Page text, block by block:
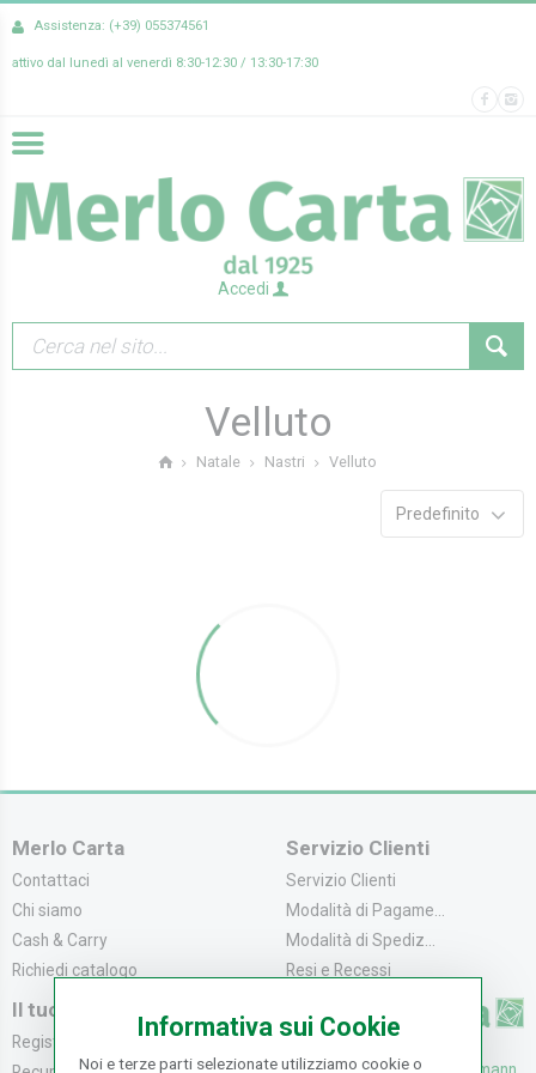
Assistenza: (+39) 055374561
attivo dal lunedì al venerdì 8:30-12:30 / 13:30-17:30
Accedi
Velluto
Natale Nastri Velluto
Predefinito
Merlo Carta
Contattaci
Chi siamo
Cash & Carry
Richiedi catalogo
Servizio Clienti
Servizio Clienti
Modalità di Pagame...
Modalità di Spediz...
Resi e Recessi
Il tuo Account
Registrati
Informativa sui Cookie
Noi e terze parti selezionate utilizziamo cookie o